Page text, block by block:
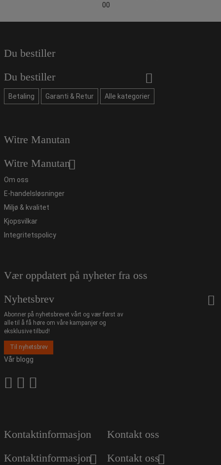
00
Du bestiller
Du bestiller
Betaling Garanti & Retur Alle kategorier
Witre Manutan
Witre Manutan
Om oss
E-handelsløsninger
Miljø & kvalitet
Kjopsvilkar
Integritetspolicy
Vær oppdatert på nyheter fra oss
Nyhetsbrev
Abonner på nyhetsbrevet vårt og vær først av
alle til å få høre om våre kampanjer og
eksklusive tilbud!
Til nyhetsbrev
Vår blogg
Kontaktinformasjon
Kontaktinformasjon
Kontakt oss
Kontakt oss